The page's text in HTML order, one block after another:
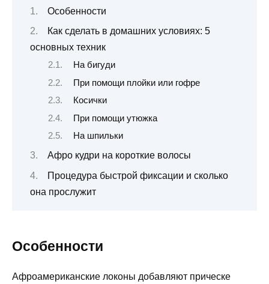
Особенности
Как сделать в домашних условиях: 5
основных техник
На бигуди
При помощи плойки или гофре
Косички
При помощи утюжка
На шпильки
Афро кудри на короткие волосы
Процедура быстрой фиксации и сколько
она прослужит
Особенности
Афроамериканские локоны добавляют прическе